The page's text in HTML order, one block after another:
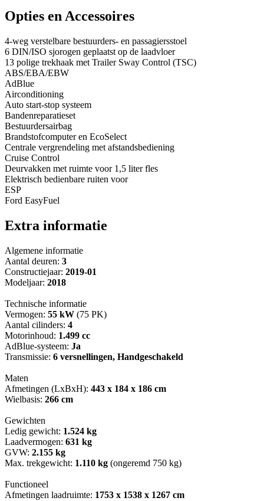
Opties en Accessoires
4-weg verstelbare bestuurders- en passagiersstoel
6 DIN/ISO sjorogen geplaatst op de laadvloer
13 polige trekhaak met Trailer Sway Control (TSC)
ABS/EBA/EBW
AdBlue
Airconditioning
Auto start-stop systeem
Bandenreparatieset
Bestuurdersairbag
Brandstofcomputer en EcoSelect
Centrale vergrendeling met afstandsbediening
Cruise Control
Deurvakken met ruimte voor 1,5 liter fles
Elektrisch bedienbare ruiten voor
ESP
Ford EasyFuel
Extra informatie
Algemene informatie
Aantal deuren: 3
Constructiejaar: 2019-01
Modeljaar: 2018
Technische informatie
Vermogen: 55 kW (75 PK)
Aantal cilinders: 4
Motorinhoud: 1.499 cc
AdBlue-systeem: Ja
Transmissie: 6 versnellingen, Handgeschakeld
Maten
Afmetingen (LxBxH): 443 x 184 x 186 cm
Wielbasis: 266 cm
Gewichten
Ledig gewicht: 1.524 kg
Laadvermogen: 631 kg
GVW: 2.155 kg
Max. trekgewicht: 1.110 kg (ongeremd 750 kg)
Functioneel
Afmetingen laadruimte: 1753 x 1538 x 1267 cm